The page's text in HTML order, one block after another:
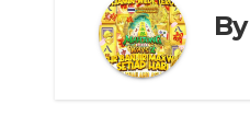
By